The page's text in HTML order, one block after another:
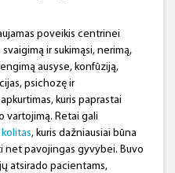
poveikis centrinei
ir sukimąsi, nerimą,
ausyse, konfūziją,
psichozę ir
kuris paprastai
vartojimą. Retai gali
, kuris dažniausiai būna
net pavojingas gyvybei. Buvo
atsirado pacientams,